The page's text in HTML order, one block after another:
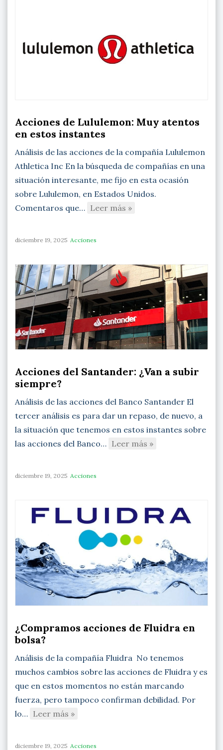
Acciones de Lululemon: Muy atentos
en estos instantes
Análisis de las acciones de la compañía Lululemon
Athletica Inc En la búsqueda de compañías en una
situación interesante, me fijo en esta ocasión
sobre Lululemon, en Estados Unidos.
Comentaros que… Leer más »
diciembre 19, 2025 Acciones
Acciones del Santander: ¿Van a subir
siempre?
Análisis de las acciones del Banco Santander El
tercer análisis es para dar un repaso, de nuevo, a
la situación que tenemos en estos instantes sobre
las acciones del Banco… Leer más »
diciembre 19, 2025 Acciones
¿Compramos acciones de Fluidra en
bolsa?
Análisis de la compañía Fluidra No tenemos
muchos cambios sobre las acciones de Fluidra y es
que en estos momentos no están marcando
fuerza, pero tampoco confirman debilidad. Por
lo… Leer más »
diciembre 19, 2025 Acciones